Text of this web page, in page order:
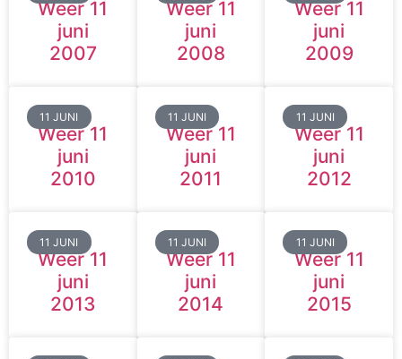
Weer 11
juni
2007
Weer 11
juni
2008
Weer 11
juni
2009
11 JUNI
Weer 11
juni
2010
11 JUNI
Weer 11
juni
2011
11 JUNI
Weer 11
juni
2012
11 JUNI
Weer 11
juni
2013
11 JUNI
Weer 11
juni
2014
11 JUNI
Weer 11
juni
2015